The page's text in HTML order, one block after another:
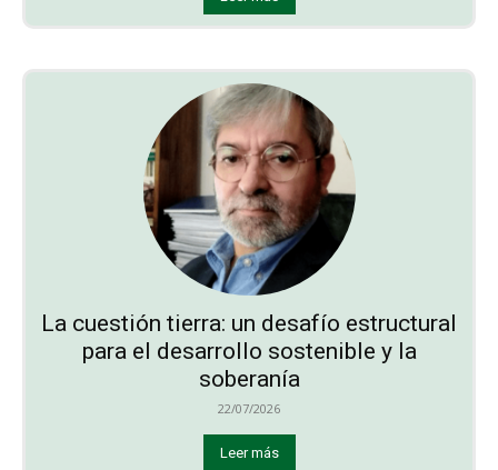
La cuestión tierra: un desafío estructural
para el desarrollo sostenible y la
soberanía
22/07/2026
Leer más